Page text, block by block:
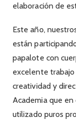
elaboración de
Este año,
están
papalote con
excelente
creatividad y
Academia que
utilizado puros